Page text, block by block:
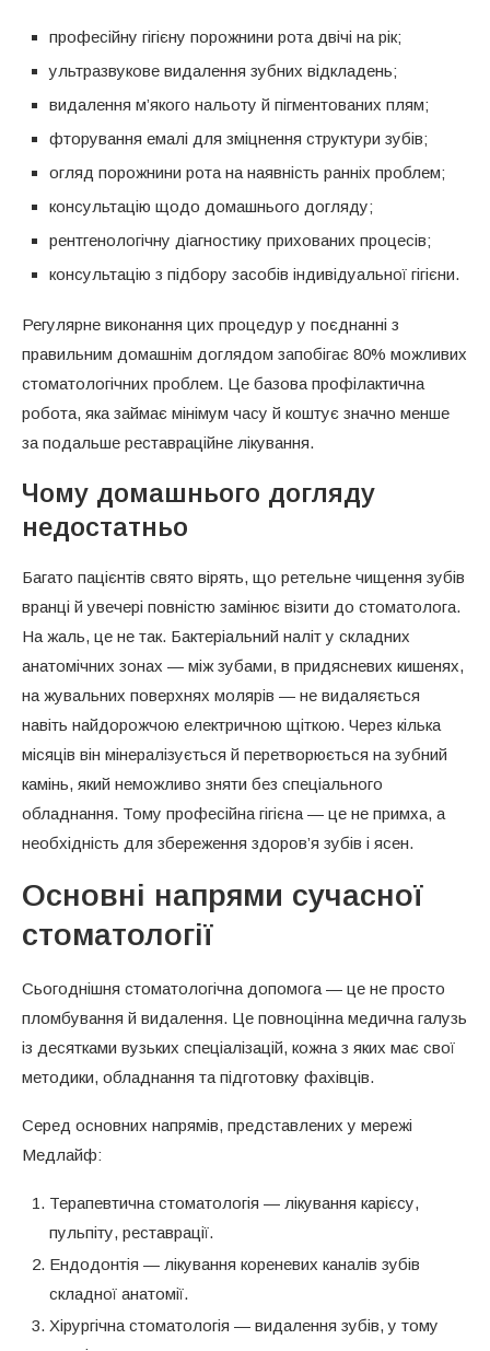
професійну гігієну порожнини рота двічі на рік;
ультразвукове видалення зубних відкладень;
видалення м’якого нальоту й пігментованих плям;
фторування емалі для зміцнення структури зубів;
огляд порожнини рота на наявність ранніх проблем;
консультацію щодо домашнього догляду;
рентгенологічну діагностику прихованих процесів;
консультацію з підбору засобів індивідуальної гігієни.
Регулярне виконання цих процедур у поєднанні з
правильним домашнім доглядом запобігає 80% можливих
стоматологічних проблем. Це базова профілактична
робота, яка займає мінімум часу й коштує значно менше
за подальше реставраційне лікування.
Чому домашнього догляду
недостатньо
Багато пацієнтів свято вірять, що ретельне чищення зубів
вранці й увечері повністю замінює візити до стоматолога.
На жаль, це не так. Бактеріальний наліт у складних
анатомічних зонах — між зубами, в придясневих кишенях,
на жувальних поверхнях молярів — не видаляється
навіть найдорожчою електричною щіткою. Через кілька
місяців він мінералізується й перетворюється на зубний
камінь, який неможливо зняти без спеціального
обладнання. Тому професійна гігієна — це не примха, а
необхідність для збереження здоров’я зубів і ясен.
Основні напрями сучасної
стоматології
Сьогоднішня стоматологічна допомога — це не просто
пломбування й видалення. Це повноцінна медична галузь
із десятками вузьких спеціалізацій, кожна з яких має свої
методики, обладнання та підготовку фахівців.
Серед основних напрямів, представлених у мережі
Медлайф:
Терапевтична стоматологія — лікування карієсу,
пульпіту, реставрації.
Ендодонтія — лікування кореневих каналів зубів
складної анатомії.
Хірургічна стоматологія — видалення зубів, у тому